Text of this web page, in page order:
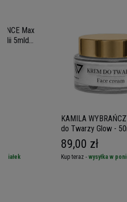
Max
5mld -
KAMILA
do Twarzy Glow -
89,00 zł
Kup teraz - wysyłka w